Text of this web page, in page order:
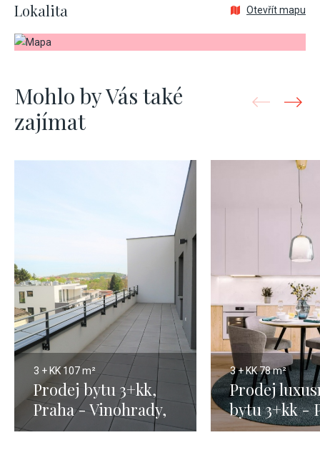
Lokalita Otevřít mapu
Mohlo by Vás také
zajímat
3 + KK107 m²
Prodej bytu 3+kk,
Praha - Vinohrady,
107m
3 + KK78 m²
Prodej
bytu 3+kk -
78m